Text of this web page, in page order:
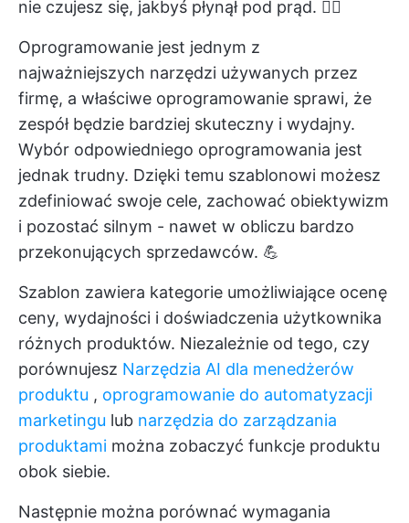
nie czujesz się, jakbyś płynął pod prąd. 🏊‍♀️
Oprogramowanie jest jednym z
najważniejszych narzędzi używanych przez
firmę, a właściwe oprogramowanie sprawi, że
zespół będzie bardziej skuteczny i wydajny.
Wybór odpowiedniego oprogramowania jest
jednak trudny. Dzięki temu szablonowi możesz
zdefiniować swoje cele, zachować obiektywizm
i pozostać silnym - nawet w obliczu bardzo
przekonujących sprzedawców. 💪
Szablon zawiera kategorie umożliwiające ocenę
ceny, wydajności i doświadczenia użytkownika
różnych produktów. Niezależnie od tego, czy
porównujesz Narzędzia AI dla menedżerów
produktu , oprogramowanie do automatyzacji
marketingu lub narzędzia do zarządzania
produktami można zobaczyć funkcje produktu
obok siebie.
Następnie można porównać wymagania